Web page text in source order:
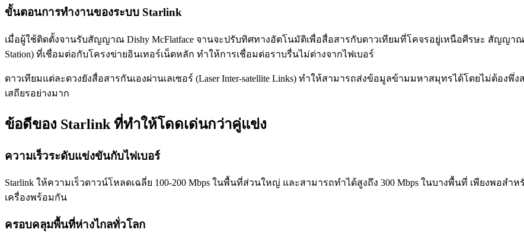
ขั้นตอนการทำงานของระบบ Starlink
เมื่อผู้ใช้ติดตั้งจานรับสัญญาณ Dishy McFlatface จานจะปรับทิศทางอัตโนมัติเพื่อสื่อสารกับดาวเทียมที่โคจรอยู่เหนือศีรษะ สัญญา
Station) ที่เชื่อมต่อกับโครงข่ายอินเทอร์เน็ตหลัก ทำให้การเชื่อมต่อราบรื่นไม่ต่างจากไฟเบอร์
ดาวเทียมแต่ละดวงยังสื่อสารกันเองผ่านเลเซอร์ (Laser Inter-satellite Links) ทำให้สามารถส่งข้อมูลข้ามมหาสมุทรได้โดยไม่ต้อง
เสถียรอย่างมาก
ข้อดีของ Starlink ที่ทำให้โดดเด่นกว่าคู่แข่ง
ความเร็วระดับแข่งขันกับไฟเบอร์
Starlink ให้ความเร็วดาวน์โหลดเฉลี่ย 100-200 Mbps ในพื้นที่ส่วนใหญ่ และสามารถทำได้สูงถึง 300 Mbps ในบางพื้นที่ เพียงพอ
เครื่องพร้อมกัน
ครอบคลุมพื้นที่ห่างไกลทั่วโลก